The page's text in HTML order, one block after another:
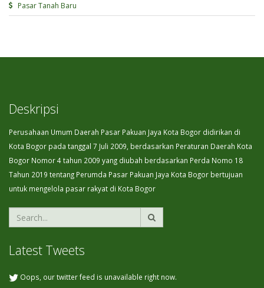
Pasar Tanah Baru
Deskripsi
Perusahaan Umum Daerah Pasar Pakuan Jaya Kota Bogor didirikan di
Kota Bogor pada tanggal 7 Juli 2009, berdasarkan Peraturan Daerah Kota
Bogor Nomor 4 tahun 2009 yang diubah berdasarkan Perda Nomo 18
Tahun 2019 tentang Perumda Pasar Pakuan Jaya Kota Bogor bertujuan
untuk mengelola pasar rakyat di Kota Bogor
Latest Tweets
Oops, our twitter feed is unavailable right now.